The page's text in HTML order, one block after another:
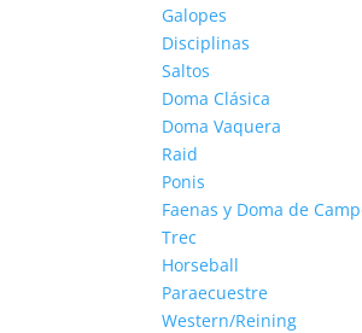
Galopes
Disciplinas
Saltos
Doma Clásica
Doma Vaquera
Raid
Ponis
Faenas y Doma de
Trec
Horseball
Paraecuestre
Western/Reining